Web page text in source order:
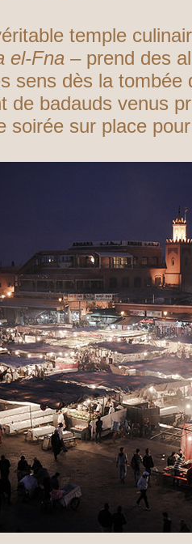
temple
el-Fna – prend des
sens dès la tombée
de badauds venus
soirée sur place